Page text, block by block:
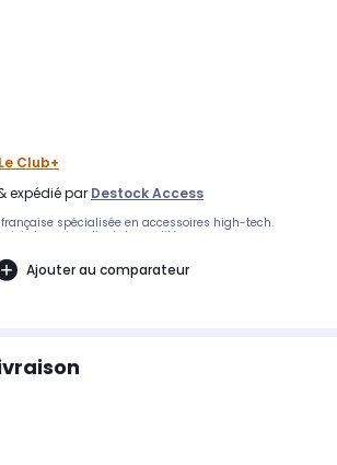
Le Club+
expédié par Destock Access
française spécialisée en accessoires high-tech.
et service client de qualité.
Ajouter au comparateur